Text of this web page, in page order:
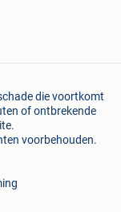
die voortkomt
of ontbrekende
voorbehouden.